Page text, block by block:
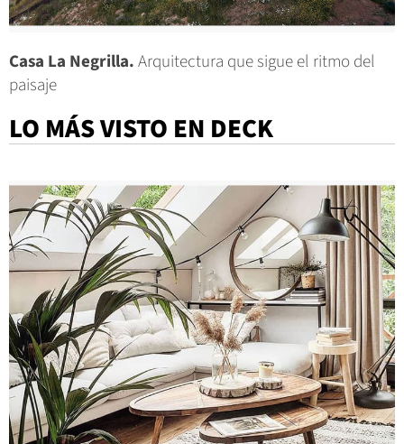
Casa La Negrilla.Arquitectura que sigue el ritmo del
paisaje
LO MÁS VISTO EN DECK